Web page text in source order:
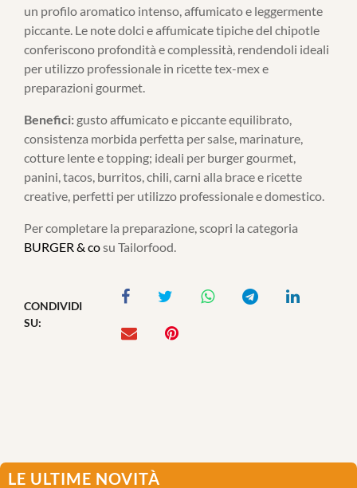
un profilo aromatico intenso, affumicato e leggermente
piccante. Le note dolci e affumicate tipiche del chipotle
conferiscono profondità e complessità, rendendoli ideali
per utilizzo professionale in ricette tex-mex e
preparazioni gourmet.
Benefici: gusto affumicato e piccante equilibrato,
consistenza morbida perfetta per salse, marinature,
cotture lente e topping; ideali per burger gourmet,
panini, tacos, burritos, chili, carni alla brace e ricette
creative, perfetti per utilizzo professionale e domestico.
Per completare la preparazione, scopri la categoria
BURGER & cosu Tailorfood.
CONDIVIDI
SU:
LE ULTIME NOVITÀ